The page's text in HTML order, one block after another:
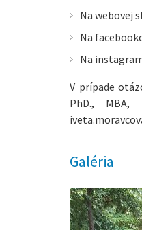
Na webovej
Na
Na
V prípade
PhD.,
Galéria